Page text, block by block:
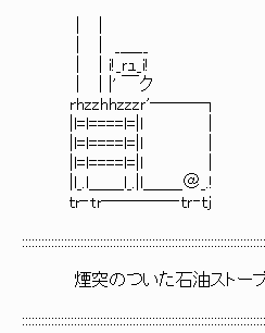
｜ | i!_ｒｭ_i!
｜ | |' ￣ク
rhzzhhzzzｒ'―――┐
|l=l====l=|l ｜
|l=l====l=|l ｜
|l=l====l=|l ｜
|l_.l＿＿l_.|l＿＿_＠_.!
ｔr‐tr――――‐ｔｒ‐ｔｊ
煙突のついた石油ストーブが